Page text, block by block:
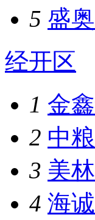
5 盛
经开区
1 金
2 中
3 美
4 海